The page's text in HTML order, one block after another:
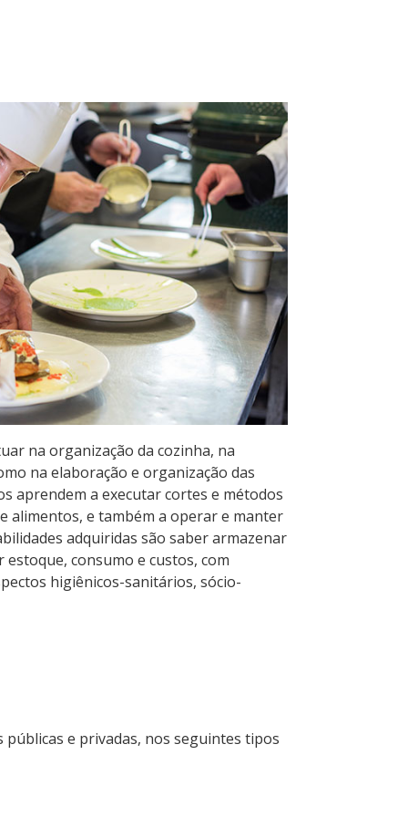
na organização da cozinha, na
na elaboração e organização das
aprendem a executar cortes e métodos
alimentos, e também a operar e manter
adquiridas são saber armazenar
consumo e custos, com
higiênicos-sanitários, sócio-
e privadas, nos seguintes tipos